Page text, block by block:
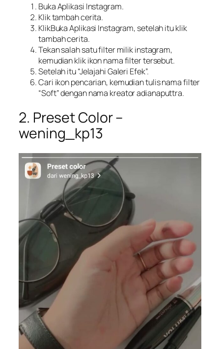
Buka Aplikasi Instagram.
Klik tambah cerita.
KlikBuka Aplikasi Instagram, setelah itu klik
tambah cerita.
Tekan salah satu filter milik instagram,
kemudian klik ikon nama filter tersebut.
Setelah itu “Jelajahi Galeri Efek”.
Cari ikon pencarian, kemudian tulis nama filter
“Soft” dengan nama kreator adianaputtra.
2. Preset Color –
wening_kp13